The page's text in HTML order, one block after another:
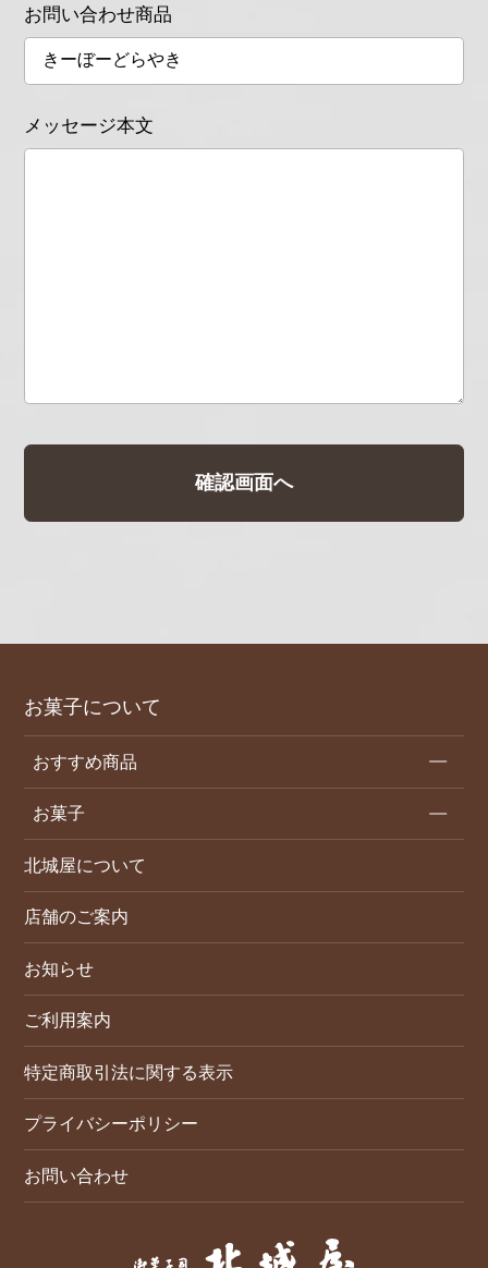
お問い合わせ商品
メッセージ本文
お菓子について
おすすめ商品
お菓子
北城屋について
店舗のご案内
お知らせ
ご利用案内
特定商取引法に関する表示
プライバシーポリシー
お問い合わせ